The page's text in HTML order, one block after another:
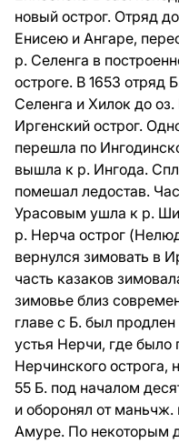
новый острог. Отряд
Енисею и Ангаре,
р. Селенга в
остроге. В 1653 отряд
Селенга и Хилок до
Иргенский острог.
перешла по
вышла к р. Ингода.
помешал ледостав.
Урасовым ушла к р.
р. Нерча острог
вернулся зимовать в
часть казаков
зимовье близ
главе с Б. был продлен
устья Нерчи, где
Нерчинского
55 Б. под началом
и оборонял от маньчж.
Амуре. По некоторым